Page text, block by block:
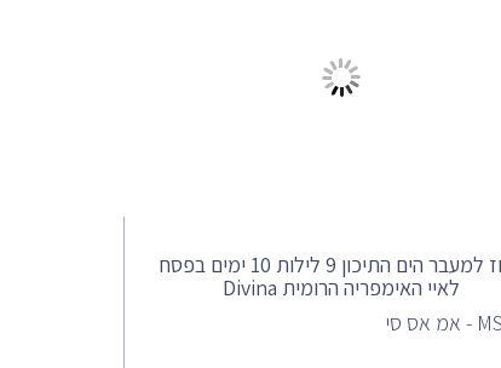
קרוז למעבר הים התיכון 9 לילות 10 ימים בפסח
לאיי האימפריה הרומית Divina